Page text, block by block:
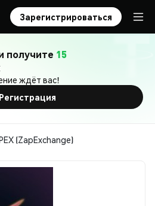
Зарегистрироваться
получите 15
ждёт вас!
Регистрация
(ZapExchange)